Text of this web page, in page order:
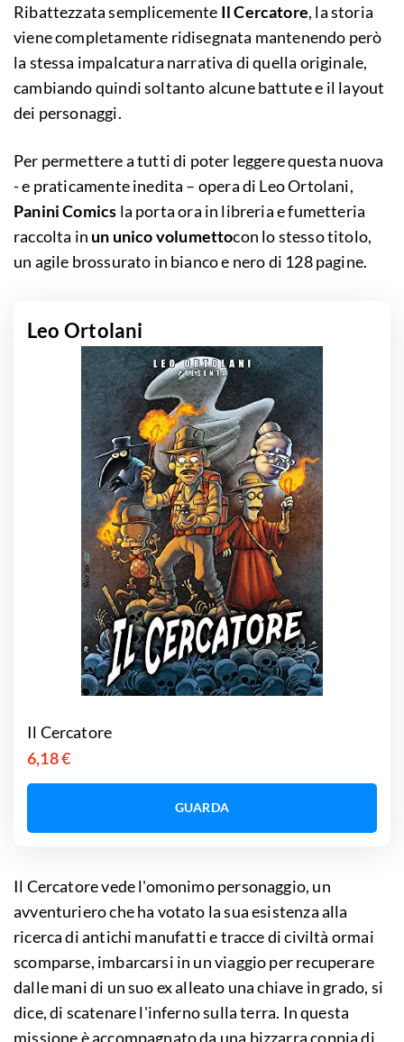
Ribattezzata semplicemente Il Cercatore, la storia
viene completamente ridisegnata mantenendo però
la stessa impalcatura narrativa di quella originale,
cambiando quindi soltanto alcune battute e il layout
dei personaggi.
Per permettere a tutti di poter leggere questa nuova
- e praticamente inedita – opera di Leo Ortolani,
Panini Comics la porta ora in libreria e fumetteria
raccolta in un unico volumettocon lo stesso titolo,
un agile brossurato in bianco e nero di 128 pagine.
Leo Ortolani
Il Cercatore
6,18 €
GUARDA
Il Cercatore vede l'omonimo personaggio, un
avventuriero che ha votato la sua esistenza alla
ricerca di antichi manufatti e tracce di civiltà ormai
scomparse, imbarcarsi in un viaggio per recuperare
dalle mani di un suo ex alleato una chiave in grado, si
dice, di scatenare l'inferno sulla terra. In questa
missione è accompagnato da una bizzarra coppia di